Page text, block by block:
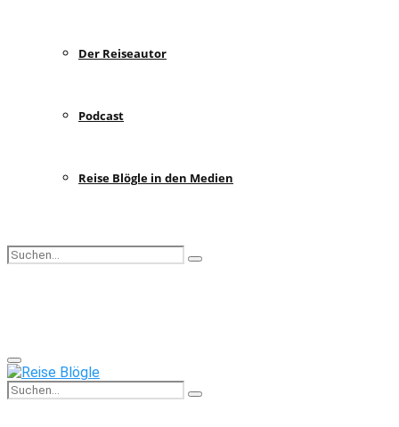
Der Reiseautor
Podcast
Reise Blögle in den Medien
Search
Search
Primary
Menu
Search
for:
Search